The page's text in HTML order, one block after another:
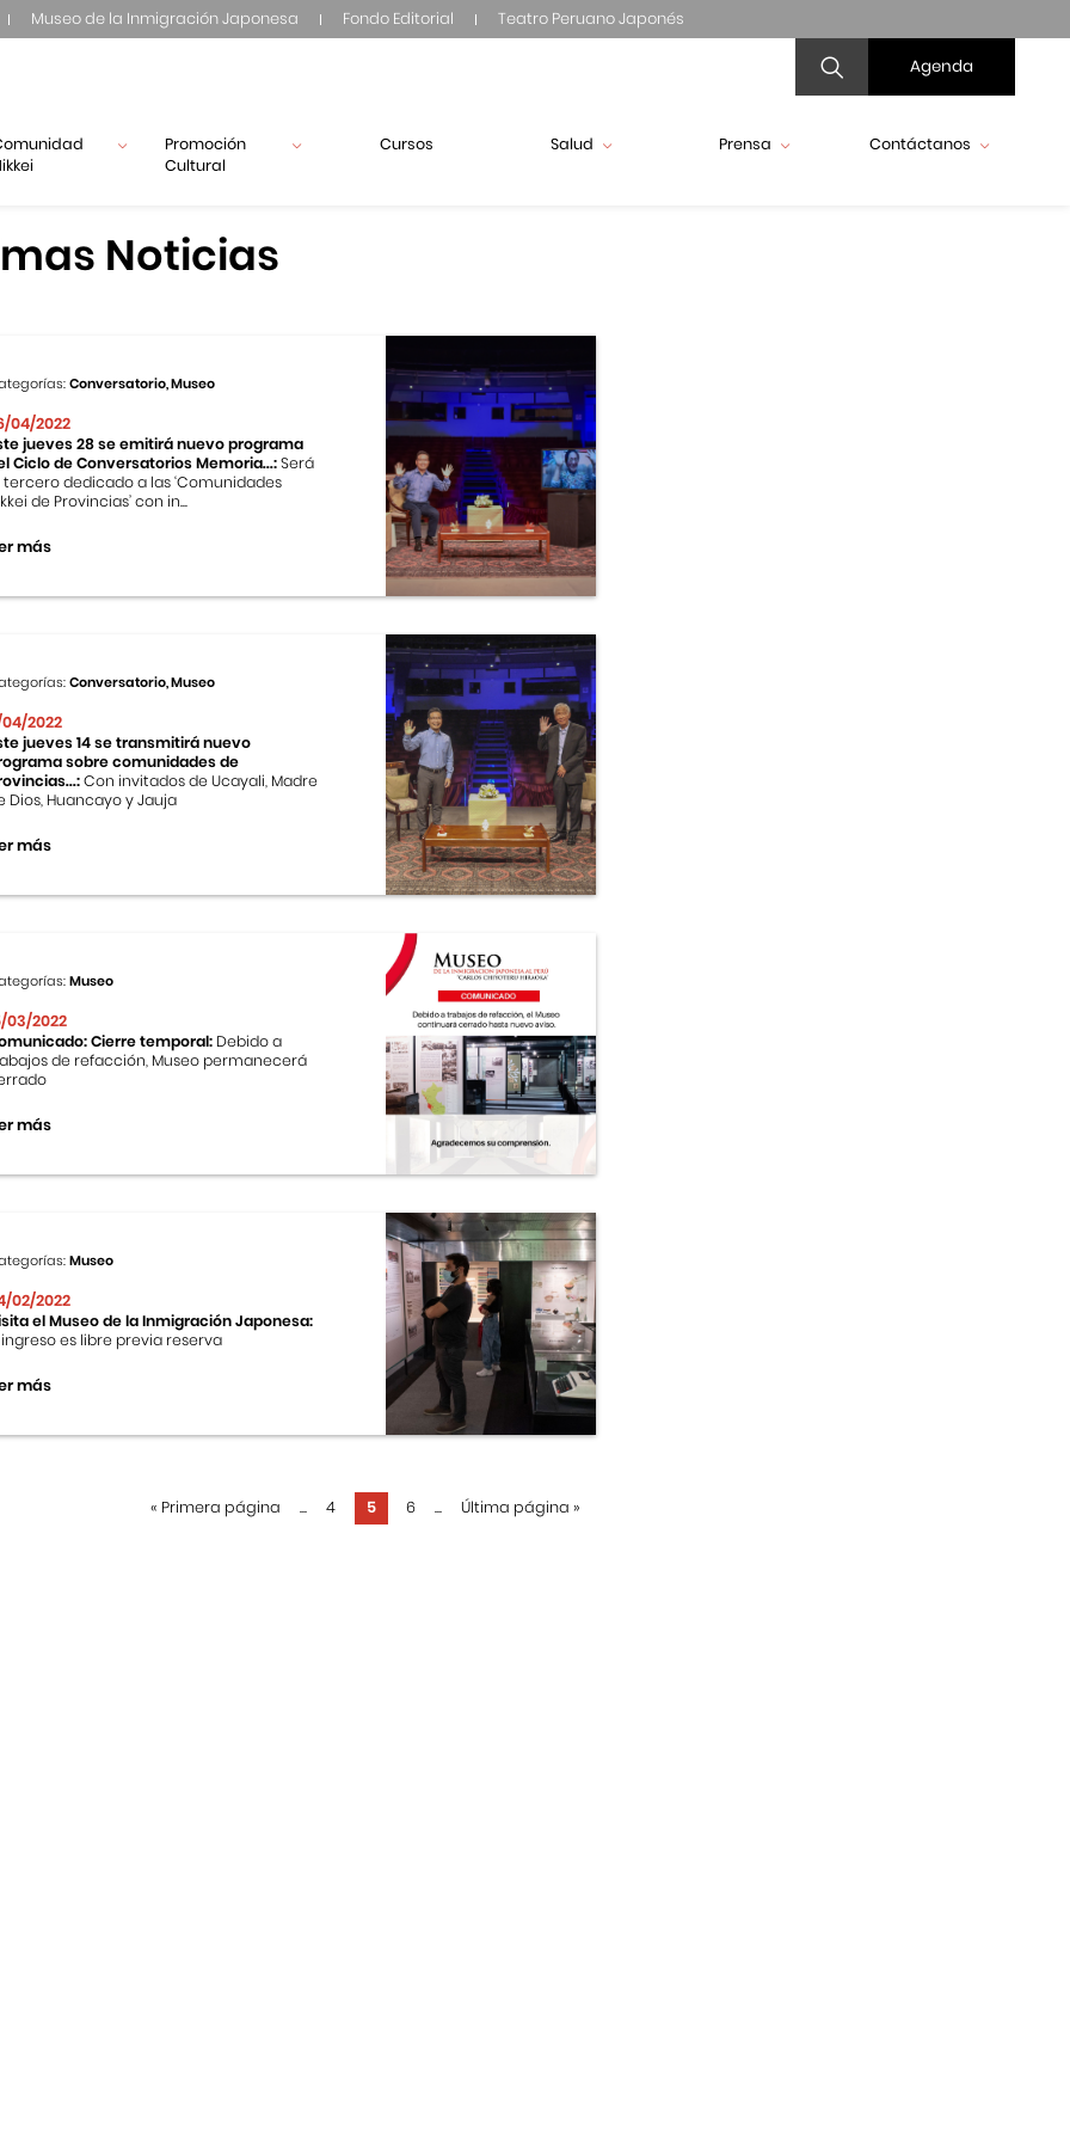
Museo de la Inmigración Japonesa Fondo Editorial Teatro Peruano Japonés
Agenda
Promoción
Cultural
Cursos Salud Prensa Contáctanos
Noticias
Conversatorio, Museo
04/2022
jueves 28 se emitirá nuevo programa
Ciclo de Conversatorios Memoria...:Será
tercero dedicado a las ‘Comunidades
de Provincias’ con in...
más
Conversatorio, Museo
04/2022
jueves 14 se transmitirá nuevo
sobre comunidades de
Con invitados de Ucayali, Madre
Dios, Huancayo y Jauja
más
Museo
03/2022
Cierre temporal: Debido a
de refacción, Museo permanecerá
más
Museo
02/2022
el Museo de la Inmigración Japonesa:
ingreso es libre previa reserva
más
« Primera página ... 4 5 6 ... Última página »